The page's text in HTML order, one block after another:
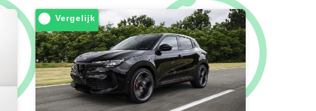
Vergelijk